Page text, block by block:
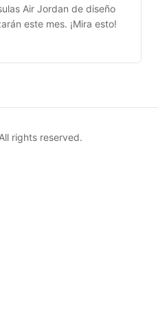
Air Jordan de diseño
este mes. ¡Mira esto!
rights reserved.